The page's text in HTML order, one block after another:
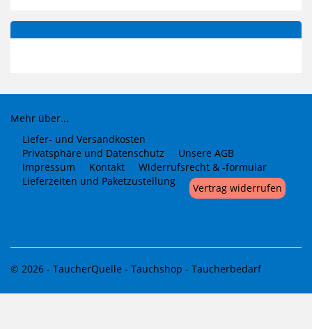
Mehr über...
Liefer- und Versandkosten
Privatsphäre und Datenschutz
Unsere AGB
Impressum
Kontakt
Widerrufsrecht & -formular
Lieferzeiten und Paketzustellung
Vertrag widerrufen
© 2026 - TaucherQuelle - Tauchshop - Taucherbedarf